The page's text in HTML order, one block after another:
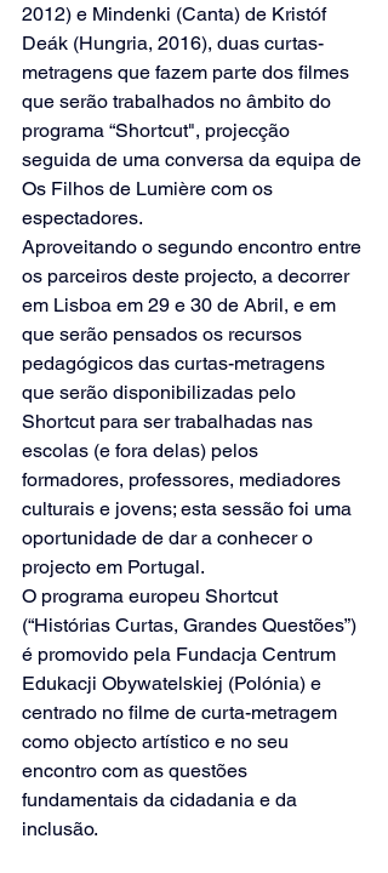
2012) e Mindenki (Canta) de Kristóf
Deák (Hungria, 2016), duas curtas-
metragens que fazem parte dos filmes
que serão trabalhados no âmbito do
programa “Shortcut", projecção
seguida de uma conversa da equipa de
Os Filhos de Lumière com os
espectadores.
Aproveitando o segundo encontro entre
os parceiros deste projecto, a decorrer
em Lisboa em 29 e 30 de Abril, e em
que serão pensados os recursos
pedagógicos das curtas-metragens
que serão disponibilizadas pelo
Shortcut para ser trabalhadas nas
escolas (e fora delas) pelos
formadores, professores, mediadores
culturais e jovens; esta sessão foi uma
oportunidade de dar a conhecer o
projecto em Portugal.
O programa europeu Shortcut
(“Histórias Curtas, Grandes Questões”)
é promovido pela Fundacja Centrum
Edukacji Obywatelskiej (Polónia) e
centrado no filme de curta-metragem
como objecto artístico e no seu
encontro com as questões
fundamentais da cidadania e da
inclusão.